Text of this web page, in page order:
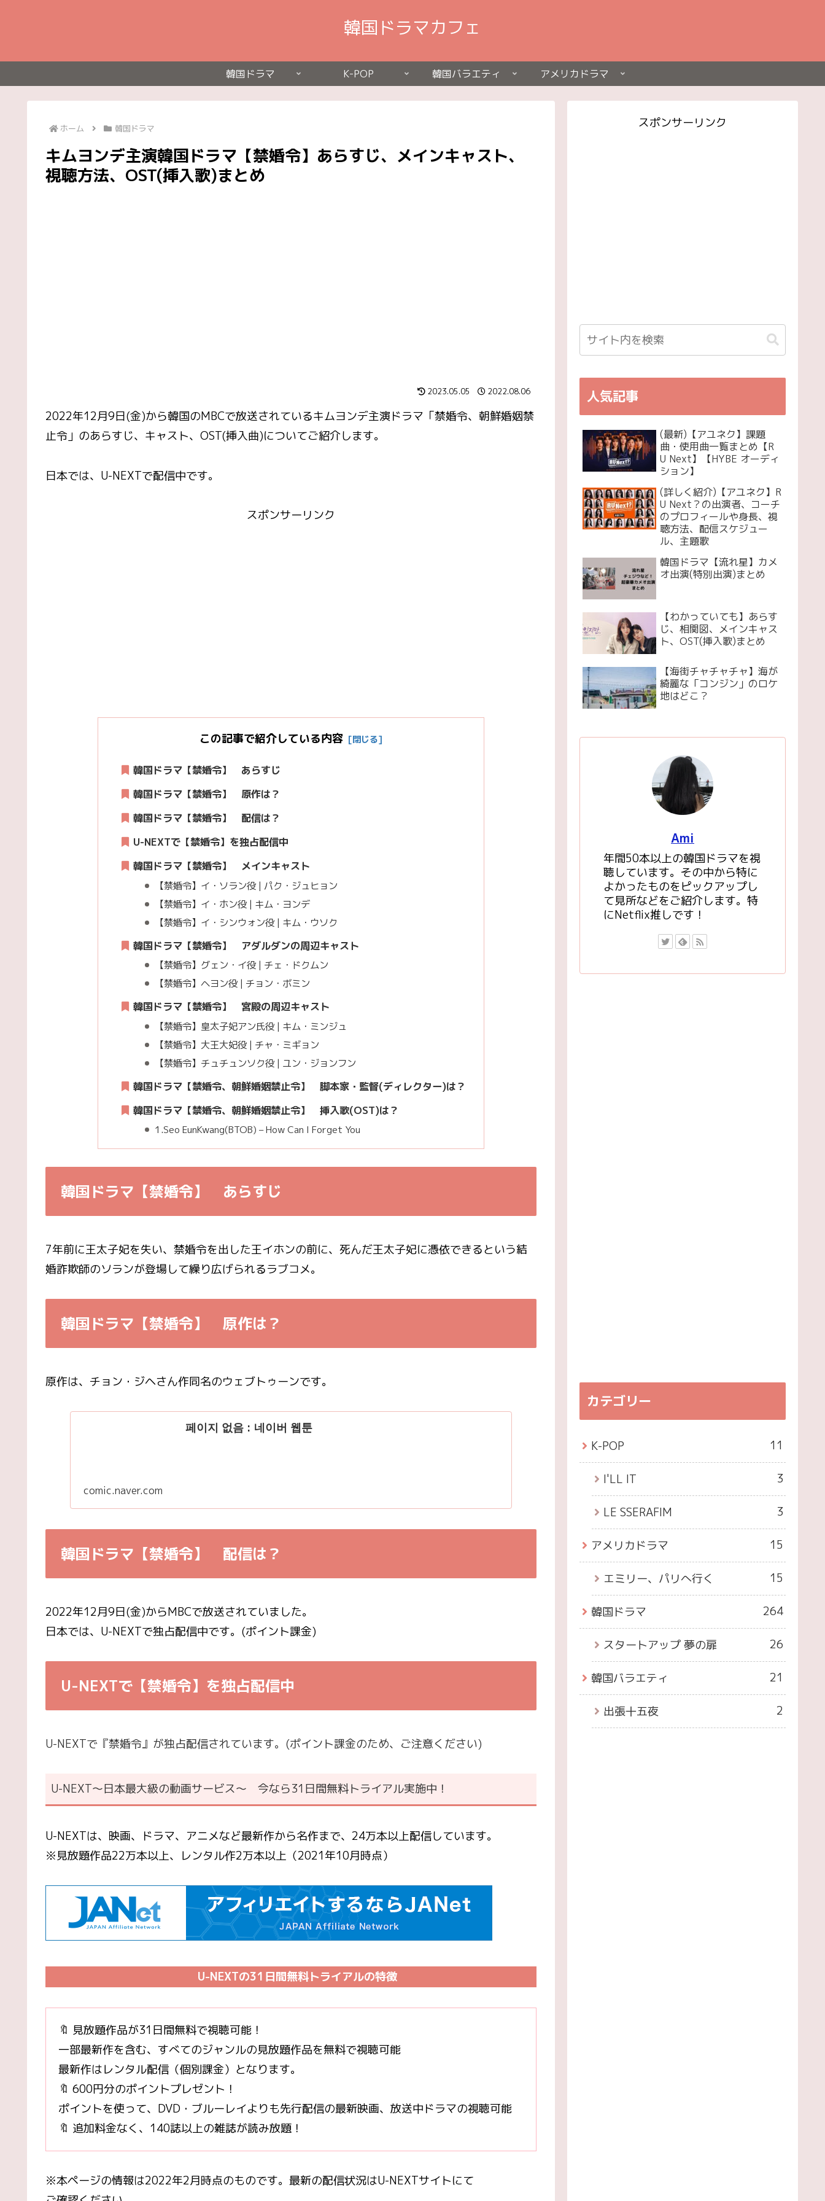
韓国ドラマカフェ
韓国ドラマ K-POP 韓国バラエティ アメリカドラマ
ホーム 韓国ドラマ
キムヨンデ主演韓国ドラマ【禁婚令】あらすじ、メインキャスト、
視聴方法、OST(挿入歌)まとめ
2023.05.05 2022.08.06
2022年12月9日(金)から韓国のMBCで放送されているキムヨンデ主演ドラマ「禁婚令、朝鮮婚姻禁
止令」のあらすじ、キャスト、OST(挿入曲)についてご紹介します。
日本では、U-NEXTで配信中です。
スポンサーリンク
この記事で紹介している内容
韓国ドラマ【禁婚令】 あらすじ
韓国ドラマ【禁婚令】 原作は？
韓国ドラマ【禁婚令】 配信は？
U-NEXTで【禁婚令】を独占配信中
韓国ドラマ【禁婚令】 メインキャスト
【禁婚令】イ・ソラン役 | パク・ジュヒョン
【禁婚令】イ・ホン役 | キム・ヨンデ
【禁婚令】イ・シンウォン役 | キム・ウソク
韓国ドラマ【禁婚令】 アダルダンの周辺キャスト
【禁婚令】グェン・イ役 | チェ・ドクムン
【禁婚令】ヘヨン役 | チョン・ボミン
韓国ドラマ【禁婚令】 宮殿の周辺キャスト
【禁婚令】皇太子妃アン氏役 | キム・ミンジュ
【禁婚令】大王大妃役 | チャ・ミギョン
【禁婚令】チュチュンソク役 | ユン・ジョンフン
韓国ドラマ【禁婚令、朝鮮婚姻禁止令】脚本家・監督(ディレクター)は？
韓国ドラマ【禁婚令、朝鮮婚姻禁止令】 挿入歌(OST)は？
1.Seo EunKwang(BTOB) – How Can I Forget You
韓国ドラマ【禁婚令】 あらすじ
7年前に王太子妃を失い、禁婚令を出した王イホンの前に、死んだ王太子妃に憑依できるという結
婚詐欺師のソランが登場して繰り広げられるラブコメ。
韓国ドラマ【禁婚令】 原作は？
原作は、チョン・ジヘさん作同名のウェブトゥーンです。
페이지 없음 : 네이버 웹툰
comic.naver.com
韓国ドラマ【禁婚令】 配信は？
2022年12月9日(金)からMBCで放送されていました。
日本では、U-NEXTで独占配信中です。(ポイント課金)
U-NEXTで【禁婚令】を独占配信中
U-NEXTで『禁婚令』が独占配信されています。(ポイント課金のため、ご注意ください)
U-NEXT～日本最大級の動画サービス～ 今なら31日間無料トライアル実施中！
U-NEXTは、映画、ドラマ、アニメなど最新作から名作まで、24万本以上配信しています。
※見放題作品22万本以上、レンタル作2万本以上（2021年10月時点）
U-NEXTの31日間無料トライアルの特徴
🔖 見放題作品が31日間無料で視聴可能！
一部最新作を含む、すべてのジャンルの見放題作品を無料で視聴可能
最新作はレンタル配信（個別課金）となります。
🔖 600円分のポイントプレゼント！
ポイントを使って、DVD・ブルーレイよりも先行配信の最新映画、放送中ドラマの視聴可能
🔖 追加料金なく、140誌以上の雑誌が読み放題！
※本ページの情報は2022年2月時点のものです。最新の配信状況はU-NEXTサイトにて
スポンサーリンク
人気記事
(最新)【アユネク】課題
曲・使用曲一覧まとめ【R
U Next】【HYBE オーディ
ション】
(詳しく紹介)【アユネク】R
U Next？の出演者、コーチ
のプロフィールや身長、視
聴方法、配信スケジュー
ル、主題歌
韓国ドラマ【流れ星】カメ
オ出演(特別出演)まとめ
【わかっていても】あらす
じ、相関図、メインキャス
ト、OST(挿入歌)まとめ
【海街チャチャチャ】海が
綺麗な「コンジン」のロケ
地はどこ？
Ami
年間50本以上の韓国ドラマを視
聴しています。その中から特に
よかったものをピックアップし
て見所などをご紹介します。特
にNetflix推しです！
カテゴリー
K-POP 11
I'LL IT 3
LE SSERAFIM 3
アメリカドラマ 15
エミリー、パリへ行く 15
韓国ドラマ 264
スタートアップ 夢の扉 26
韓国バラエティ 21
出張十五夜 2